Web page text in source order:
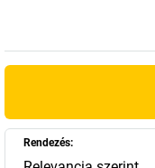
Rendezés: